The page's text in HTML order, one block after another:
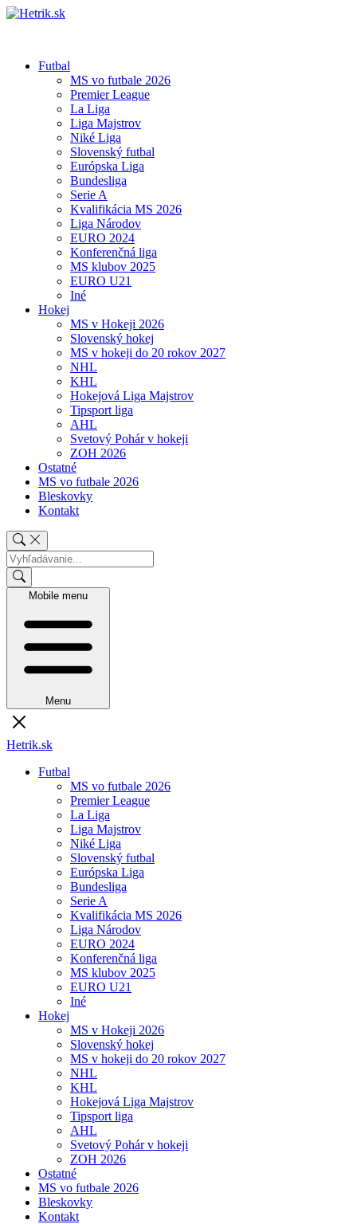
Futbal
MS vo futbale 2026
Premier League
La Liga
Liga Majstrov
Niké Liga
Slovenský futbal
Európska Liga
Bundesliga
Serie A
Kvalifikácia MS 2026
Liga Národov
EURO 2024
Konferenčná liga
MS klubov 2025
EURO U21
Iné
Hokej
MS v Hokeji 2026
Slovenský hokej
MS v hokeji do 20 rokov 2027
NHL
KHL
Hokejová Liga Majstrov
Tipsport liga
AHL
Svetový Pohár v hokeji
ZOH 2026
Ostatné
MS vo futbale 2026
Bleskovky
Kontakt
Mobile menu
Menu
Hetrik.sk
Futbal
MS vo futbale 2026
Premier League
La Liga
Liga Majstrov
Niké Liga
Slovenský futbal
Európska Liga
Bundesliga
Serie A
Kvalifikácia MS 2026
Liga Národov
EURO 2024
Konferenčná liga
MS klubov 2025
EURO U21
Iné
Hokej
MS v Hokeji 2026
Slovenský hokej
MS v hokeji do 20 rokov 2027
NHL
KHL
Hokejová Liga Majstrov
Tipsport liga
AHL
Svetový Pohár v hokeji
ZOH 2026
Ostatné
MS vo futbale 2026
Bleskovky
Kontakt